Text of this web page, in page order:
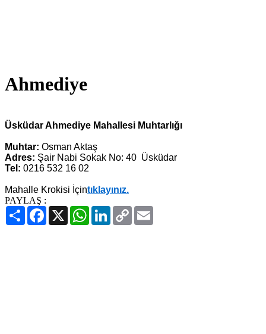
Ahmediye
Üsküdar Ahmediye Mahallesi Muhtarlığı
Muhtar: Osman Aktaş
Adres: Şair Nabi Sokak No: 40 Üsküdar
Tel: 0216 532 16 02
Mahalle Krokisi İçintıklayınız.
PAYLAŞ :
PaylaşFacebook
X WhatsAppLinkedIn
Copy
Link